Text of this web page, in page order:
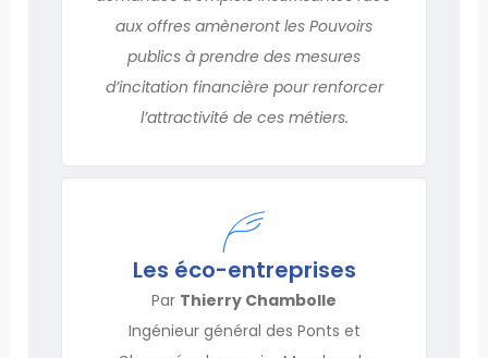
aux offres amèneront les Pouvoirs
publics à prendre des mesures
d’incitation financière pour renforcer
l’attractivité de ces métiers.
Les éco-entreprises
Par Thierry Chambolle
Ingénieur général des Ponts et